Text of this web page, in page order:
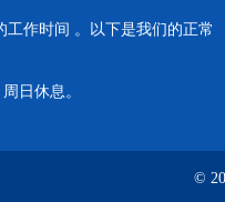
作时间 。以下是我们的正常
日休息。
©